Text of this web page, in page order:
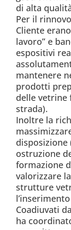
di alta
Per il
Cliente
lavoro” e
espositivi
mantenere
prodotti
delle vetrine
strada).
Inoltre la
ostruzione
formazione
valorizzare
strutture
Coadiuvati
ha